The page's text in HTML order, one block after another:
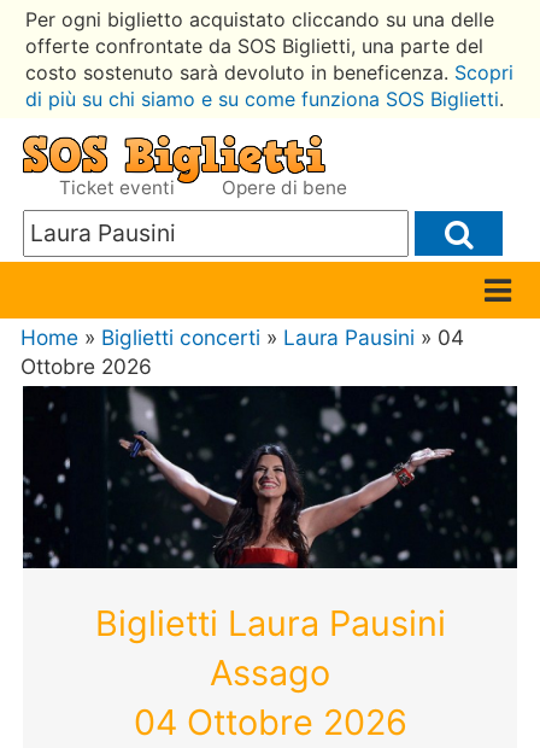
Per ogni biglietto acquistato cliccando su una delle
offerte confrontate da SOS Biglietti, una parte del
costo sostenuto sarà devoluto in beneficenza. Scopri
di più su chi siamo e su come funziona SOS Biglietti.
Ticket eventi Opere di bene
Home » Biglietti concerti » Laura Pausini » 04
Ottobre 2026
Biglietti Laura Pausini
Assago
04 Ottobre 2026